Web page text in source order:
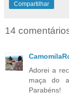
Compartilhar
14
Adorei a
maça do
Parabéns!